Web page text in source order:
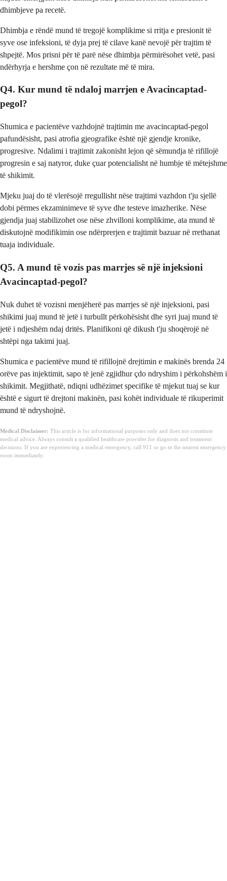
dhimbjeve pa recetë.
Dhimbja e rëndë mund të tregojë komplikime si rritja e presionit të
syve ose infeksioni, të dyja prej të cilave kanë nevojë për trajtim të
shpejtë. Mos prisni për të parë nëse dhimbja përmirësohet vetë, pasi
ndërhyrja e hershme çon në rezultate më të mira.
Q4. Kur mund të ndaloj marrjen e Avacincaptad-
pegol?
Shumica e pacientëve vazhdojnë trajtimin me avacincaptad-pegol
pafundësisht, pasi atrofia gjeografike është një gjendje kronike,
progresive. Ndalimi i trajtimit zakonisht lejon që sëmundja të rifillojë
progresin e saj natyror, duke çuar potencialisht në humbje të mëtejshme
të shikimit.
Mjeku juaj do të vlerësojë rregullisht nëse trajtimi vazhdon t'ju sjellë
dobi përmes ekzaminimeve të syve dhe testeve imazherike. Nëse
gjendja juaj stabilizohet ose nëse zhvilloni komplikime, ata mund të
diskutojnë modifikimin ose ndërprerjen e trajtimit bazuar në rrethanat
tuaja individuale.
Q5. A mund të vozis pas marrjes së një injeksioni
Avacincaptad-pegol?
Nuk duhet të vozisni menjëherë pas marrjes së një injeksioni, pasi
shikimi juaj mund të jetë i turbullt përkohësisht dhe syri juaj mund të
jetë i ndjeshëm ndaj dritës. Planifikoni që dikush t'ju shoqërojë në
shtëpi nga takimi juaj.
Shumica e pacientëve mund të rifillojnë drejtimin e makinës brenda 24
orëve pas injektimit, sapo të jenë zgjidhur çdo ndryshim i përkohshëm i
shikimit. Megjithatë, ndiqni udhëzimet specifike të mjekut tuaj se kur
është e sigurt të drejtoni makinën, pasi kohët individuale të rikuperimit
mund të ndryshojnë.
Medical Disclaimer: This article is for informational purposes only and does not constitute
medical advice. Always consult a qualified healthcare provider for diagnosis and treatment
decisions. If you are experiencing a medical emergency, call 911 or go to the nearest emergency
room immediately.